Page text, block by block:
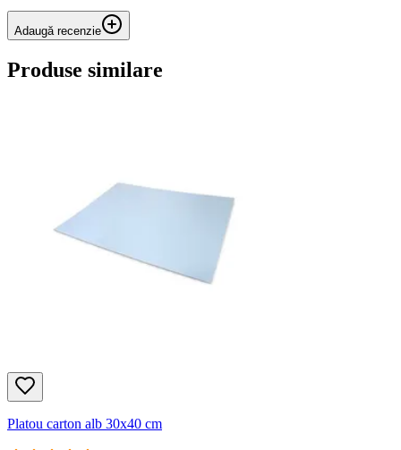
Adaugă recenzie
Produse similare
Platou carton alb 30x40 cm